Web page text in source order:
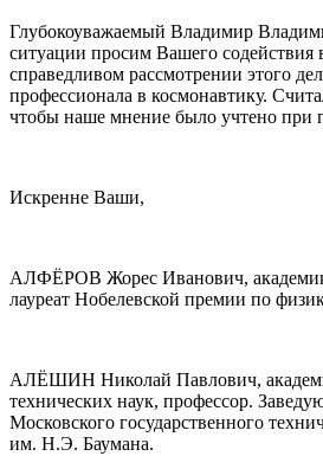
Глубокоуважаемый Владимир
ситуации просим Вашего содействия
справедливом рассмотрении этого
профессионала в космонавтику.
чтобы наше мнение было учтено при
Искренне Ваши,
АЛФЁРОВ Жорес Иванович,
лауреат Нобелевской премии по
АЛЁШИН Николай Павлович,
технических наук, профессор.
Московского государственного
им. Н.Э. Баумана.